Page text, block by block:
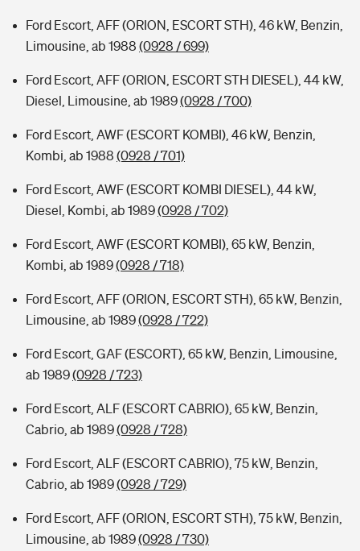
Ford Escort, AFF (ORION, ESCORT STH), 46 kW, Benzin,
Limousine, ab 1988 (0928 / 699)
Ford Escort, AFF (ORION, ESCORT STH DIESEL), 44 kW,
Diesel, Limousine, ab 1989(0928 / 700)
Ford Escort, AWF (ESCORT KOMBI), 46 kW, Benzin,
Kombi, ab 1988 (0928 / 701)
Ford Escort, AWF (ESCORT KOMBI DIESEL), 44 kW,
Diesel, Kombi, ab 1989(0928 / 702)
Ford Escort, AWF (ESCORT KOMBI), 65 kW, Benzin,
Kombi, ab 1989(0928 / 718)
Ford Escort, AFF (ORION, ESCORT STH), 65 kW, Benzin,
Limousine, ab 1989(0928 / 722)
Ford Escort, GAF (ESCORT), 65 kW, Benzin, Limousine,
ab 1989(0928 / 723)
Ford Escort, ALF (ESCORT CABRIO), 65 kW, Benzin,
Cabrio, ab 1989(0928 / 728)
Ford Escort, ALF (ESCORT CABRIO), 75 kW, Benzin,
Cabrio, ab 1989(0928 / 729)
Ford Escort, AFF (ORION, ESCORT STH), 75 kW, Benzin,
Limousine, ab 1989(0928 / 730)